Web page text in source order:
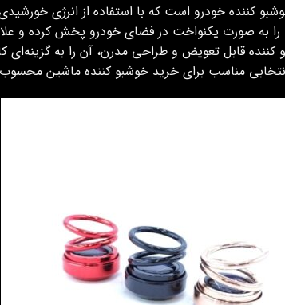
کننده خودرو است که با استفاده از انرژی خورشیدی
به صورت یکنواخت در فضای خودرو پخش کرده و
قابل تعویض و طراحی مدرن، آن را به گزینه‌ای
مناسب برای خرید خوشبو کننده ماشین